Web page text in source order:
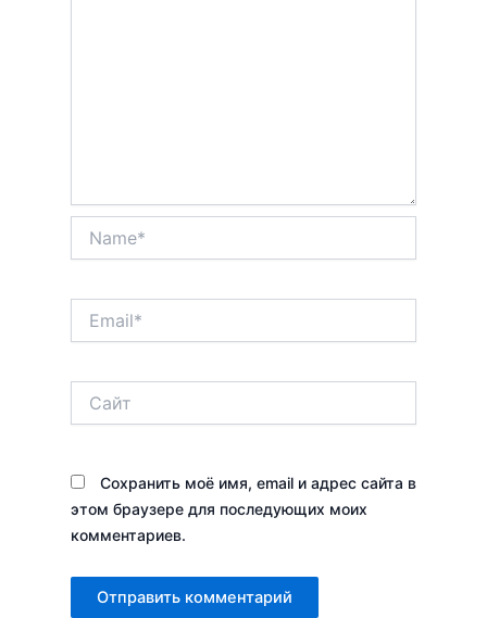
Сохранить моё имя, email и адрес сайта в
этом браузере для последующих моих
комментариев.